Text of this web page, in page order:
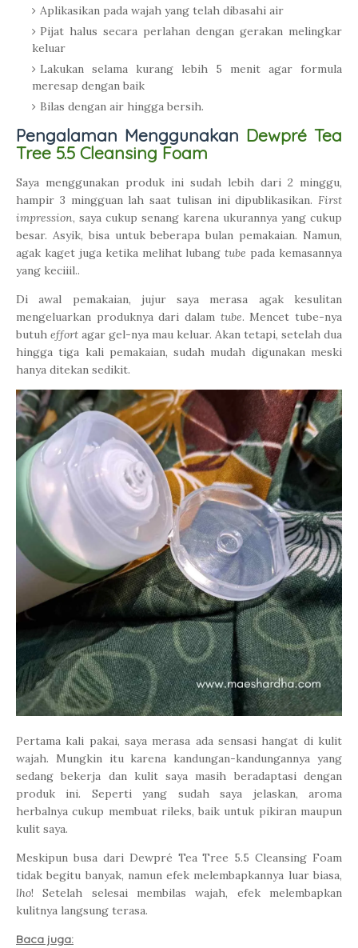
Aplikasikan pada wajah yang telah dibasahi air
Pijat halus secara perlahan dengan gerakan melingkar
keluar
Lakukan selama kurang lebih 5 menit agar formula
meresap dengan baik
Bilas dengan air hingga bersih.
Pengalaman Menggunakan Dewpré Tea
Tree 5.5 Cleansing Foam
Saya menggunakan produk ini sudah lebih dari 2 minggu,
hampir 3 mingguan lah saat tulisan ini dipublikasikan. First
impression, saya cukup senang karena ukurannya yang cukup
besar. Asyik, bisa untuk beberapa bulan pemakaian. Namun,
agak kaget juga ketika melihat lubangtube pada kemasannya
yang keciiil..
Di awal pemakaian, jujur saya merasa agak kesulitan
mengeluarkan produknya dari dalam tube. Mencet tube-nya
butuh effort agar gel-nya mau keluar. Akan tetapi, setelah dua
hingga tiga kali pemakaian, sudah mudah digunakan meski
hanya ditekan sedikit.
Pertama kali pakai, saya merasa ada sensasi hangat di kulit
wajah. Mungkin itu karena kandungan-kandungannya yang
sedang bekerja dan kulit saya masih beradaptasi dengan
produk ini. Seperti yang sudah saya jelaskan, aroma
herbalnya cukup membuat rileks, baik untuk pikiran maupun
kulit saya.
Meskipun busa dari Dewpré Tea Tree 5.5 Cleansing Foam
tidak begitu banyak, namun efek melembapkannya luar biasa,
lho! Setelah selesai membilas wajah, efek melembapkan
kulitnya langsung terasa.
Baca juga: